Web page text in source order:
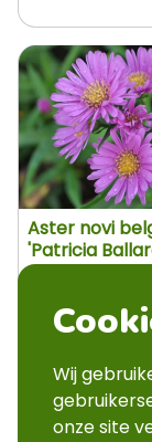
Aster novi
'Patricia
OP
Wij
onze site